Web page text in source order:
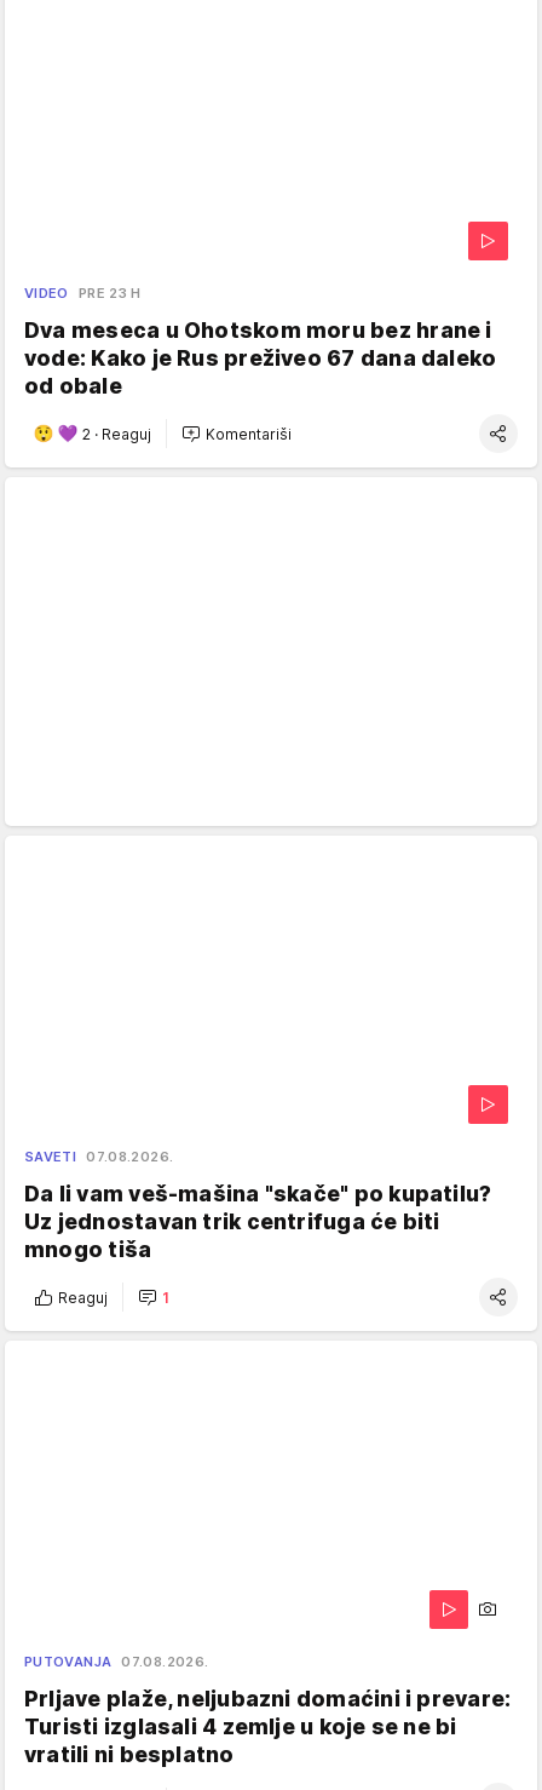
VIDEO PRE 23 H
Dva meseca u Ohotskom moru bez hrane i
vode: Kako je Rus preživeo 67 dana daleko
od obale
2 · Reaguj Komentariši
SAVETI 07.08.2026.
Da li vam veš-mašina "skače" po kupatilu?
Uz jednostavan trik centrifuga će biti
mnogo tiša
Reaguj 1
PUTOVANJA 07.08.2026.
Prljave plaže, neljubazni domaćini i prevare:
Turisti izglasali 4 zemlje u koje se ne bi
vratili ni besplatno